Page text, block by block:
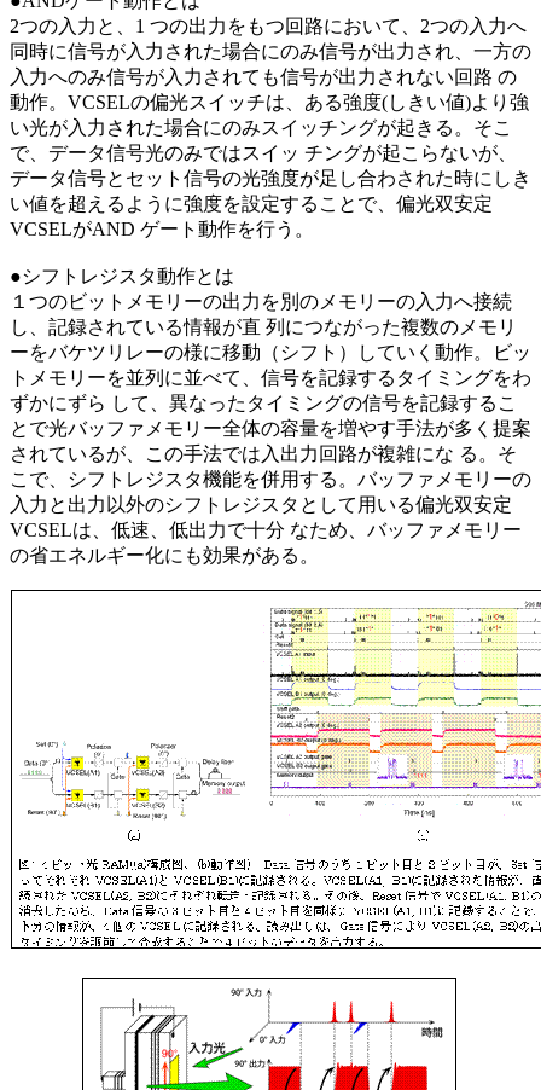
2つの入力と、1 つの出力をもつ回路において、2つの入力へ
同時に信号が入力された場合にのみ信号が出力され、一方の
入力へのみ信号が入力されても信号が出力されない回路 の
動作。VCSELの偏光スイッチは、ある強度(しきい値)より強
い光が入力された場合にのみスイッチングが起きる。そこ
で、データ信号光のみではスイッ チングが起こらないが、
データ信号とセット信号の光強度が足し合わされた時にしき
い値を超えるように強度を設定することで、偏光双安定
VCSELがAND ゲート動作を行う。
●シフトレジスタ動作とは
１つのビットメモリーの出力を別のメモリーの入力へ接続
し、記録されている情報が直 列につながった複数のメモリ
ーをバケツリレーの様に移動（シフト）していく動作。ビッ
トメモリーを並列に並べて、信号を記録するタイミングをわ
ずかにずら して、異なったタイミングの信号を記録するこ
とで光バッファメモリー全体の容量を増やす手法が多く提案
されているが、この手法では入出力回路が複雑にな る。そ
こで、シフトレジスタ機能を併用する。バッファメモリーの
入力と出力以外のシフトレジスタとして用いる偏光双安定
VCSELは、低速、低出力で十分 なため、バッファメモリー
の省エネルギー化にも効果がある。